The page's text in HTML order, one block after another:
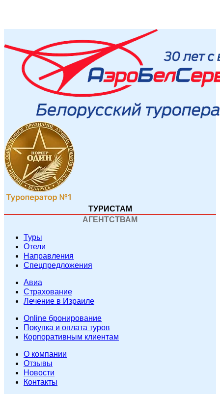
ТУРИСТАМ
АГЕНТСТВАМ
Туры
Отели
Направления
Спецпредложения
Авиа
Страхование
Лечение в Израиле
Online бронирование
Покупка и оплата туров
Корпоративным клиентам
O компании
Отзывы
Новости
Контакты